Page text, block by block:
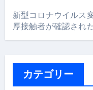
新型コロナウイルス
厚接触者が確認され
カテゴリー